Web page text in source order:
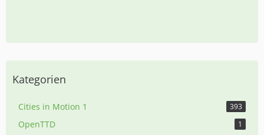
Kategorien
Cities in Motion 1 393
OpenTTD 1